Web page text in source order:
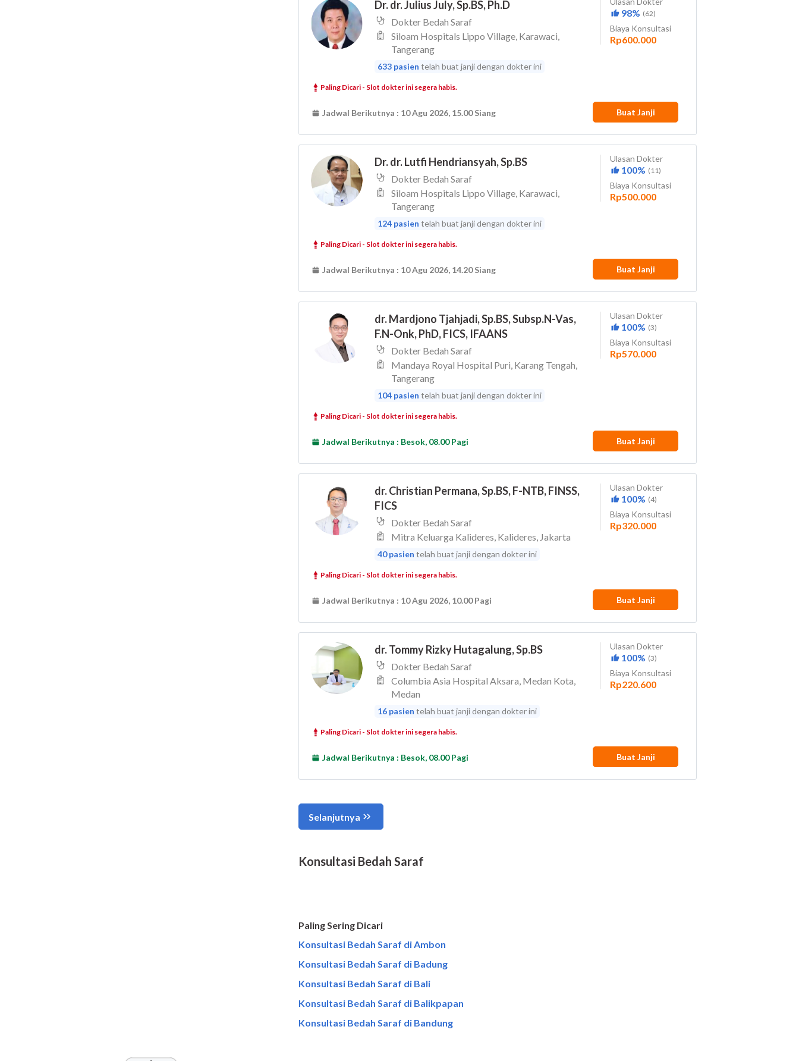
Konsultasi Bedah Saraf
Paling Sering Dicari
Konsultasi Bedah Saraf di Ambon
Konsultasi Bedah Saraf di Badung
Konsultasi Bedah Saraf di Bali
Konsultasi Bedah Saraf di Balikpapan
Konsultasi Bedah Saraf di Bandung